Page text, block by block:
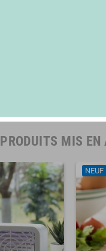
PRODUITS MIS EN
NEUF